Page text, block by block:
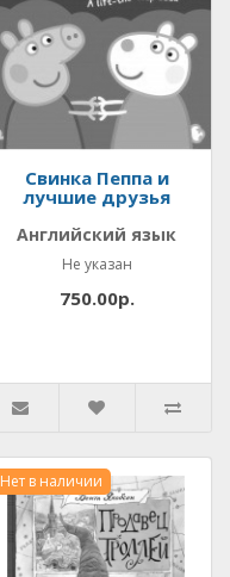
Свинка Пеппа и
лучшие друзья
Английский язык
Не указан
750.00р.
Нет в наличии